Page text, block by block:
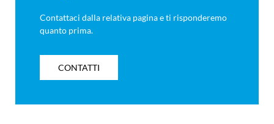
Contattaci dalla relativa pagina e ti risponderemo
quanto prima.
CONTATTI